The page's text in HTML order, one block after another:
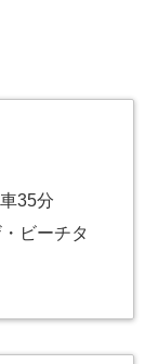
35分
ビーチタ